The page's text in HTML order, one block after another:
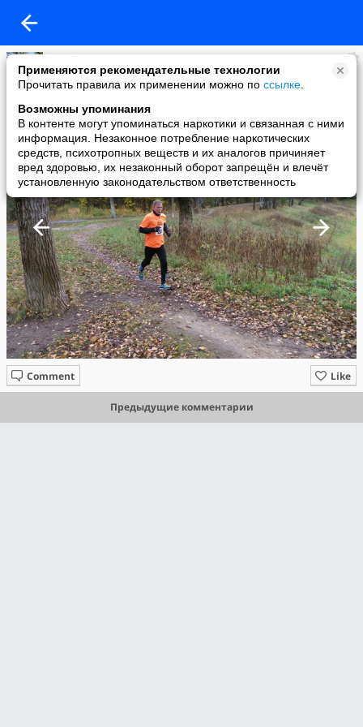
Применяются рекомендательные технологии
Прочитать правила их применении можно по ссылке
Возможны упоминания
В контенте могут упоминаться наркотики и связанная с ними
информация. Незаконное потребление наркотических
средств, психотропных веществ и их аналогов причиняет
вред здоровью, их незаконный оборот запрещён и влечёт
установленную законодательством ответственность
Клуб Сенеж
added a photo
21 Oct в 17:18
Like
Comment
Предыдущие комментарии